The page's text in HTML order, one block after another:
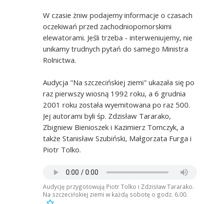
W czasie żniw podajemy informacje o czasach
oczekiwań przed zachodniopomorskimi
elewatorami. Jeśli trzeba - interweniujemy, nie
unikamy trudnych pytań do samego Ministra
Rolnictwa.
Audycja "Na szczecińskiej ziemi" ukazała się po
raz pierwszy wiosną 1992 roku, a 6 grudnia
2001 roku została wyemitowana po raz 500.
Jej autorami byli śp. Zdzisław Tararako,
Zbigniew Bienioszek i Kazimierz Tomczyk, a
także Stanisław Szubiński, Małgorzata Furga i
Piotr Tolko.
Audycję przygotowują Piotr Tolko i Zdzisław Tararako.
Na szczecińskiej ziemi w każdą sobotę o godz. 6.00.